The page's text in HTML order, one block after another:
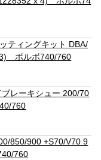
ティングキット DBA/
ボルボ740/760
レーキシュー 200/70
760
850/900 +S70/V70 9
760